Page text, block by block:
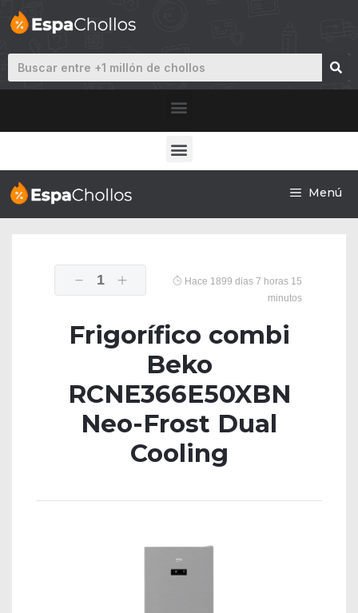
Menú
1
Hace 1899 dias 7 horas 15
minutos
Frigorífico combi
Beko
RCNE366E50XBN
Neo-Frost Dual
Cooling